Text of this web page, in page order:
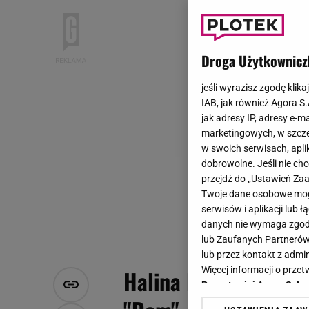
Halina Rowicka
Droga
jeśli wyrazisz zgodę
IAB, jak również Agora
jak adresy IP, adresy e-
marketingowych, w
w swoich serwisach,
dobrowolne. Jeśli nie
przejdź do „Ustawień
Twoje dane osobowe
serwisów i aplikacji lub
danych nie wymaga
lub Zaufanych
lub przez kontakt z
Więcej informacji o
Prywatności Agora S.A.